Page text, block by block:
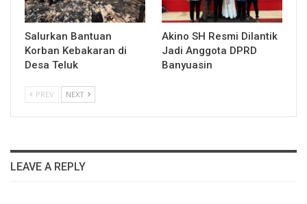
Salurkan Bantuan
Korban Kebakaran di
Desa Teluk
Akino SH Resmi Dilantik
Jadi Anggota DPRD
Banyuasin
PREV NEXT
LEAVE A REPLY